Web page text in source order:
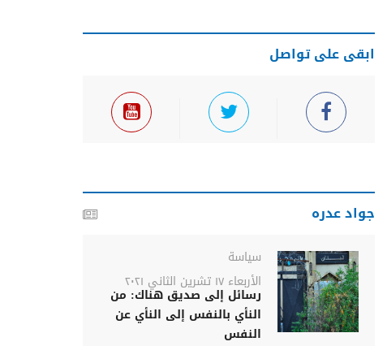
ابقى على تواصل
جواد عدره
سياسة
الأربعاء ١٧ تشرين الثاني ٢٠٢١
رسائل إلى صديق هناك: من
النأي بالنفس إلى النأي عن
النفس